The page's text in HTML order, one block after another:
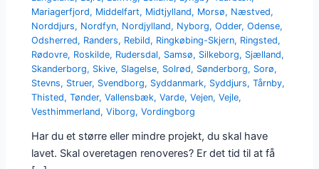
Mariagerfjord, Middelfart, Midtjylland, Morsø, Næstved,
Norddjurs, Nordfyn, Nordjylland, Nyborg,Odder,Odense,
Odsherred, Randers, Rebild, Ringkøbing-Skjern, Ringsted,
Rødovre, Roskilde, Rudersdal, Samsø, Silkeborg, Sjælland,
Skanderborg, Skive, Slagelse, Solrød, Sønderborg, Sorø,
Stevns, Struer, Svendborg, Syddanmark, Syddjurs,Tårnby,
Thisted,Tønder,Vallensbæk,Varde,Vejen,Vejle,
Vesthimmerland,Viborg,Vordingborg
Har du et større eller mindre projekt, du skal have
lavet. Skal overetagen renoveres? Er det tid til at få